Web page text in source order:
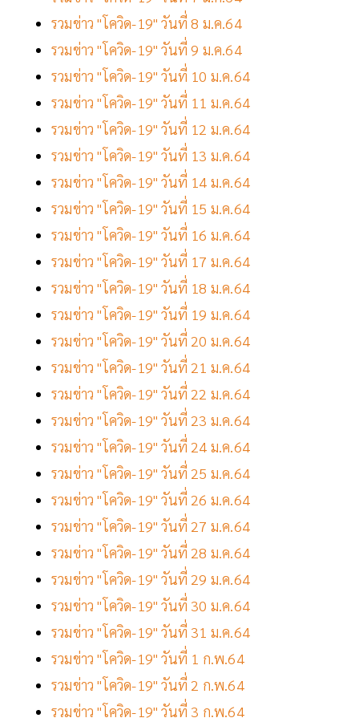
รวมข่าว "โควิด-19" วันที่ 8 ม.ค.64
รวมข่าว "โควิด-19" วันที่ 9 ม.ค.64
รวมข่าว "โควิด-19" วันที่ 10 ม.ค.64
รวมข่าว "โควิด-19" วันที่ 11 ม.ค.64
รวมข่าว "โควิด-19" วันที่ 12 ม.ค.64
รวมข่าว "โควิด-19" วันที่ 13 ม.ค.64
รวมข่าว "โควิด-19" วันที่ 14 ม.ค.64
รวมข่าว "โควิด-19" วันที่ 15 ม.ค.64
รวมข่าว "โควิด-19" วันที่ 16 ม.ค.64
รวมข่าว "โควิด-19" วันที่ 17 ม.ค.64
รวมข่าว "โควิด-19" วันที่ 18 ม.ค.64
รวมข่าว "โควิด-19" วันที่ 19 ม.ค.64
รวมข่าว "โควิด-19" วันที่ 20 ม.ค.64
รวมข่าว "โควิด-19" วันที่ 21 ม.ค.64
รวมข่าว "โควิด-19" วันที่ 22 ม.ค.64
รวมข่าว "โควิด-19" วันที่ 23 ม.ค.64
รวมข่าว "โควิด-19" วันที่ 24 ม.ค.64
รวมข่าว "โควิด-19" วันที่ 25 ม.ค.64
รวมข่าว "โควิด-19" วันที่ 26 ม.ค.64
รวมข่าว "โควิด-19" วันที่ 27 ม.ค.64
รวมข่าว "โควิด-19" วันที่ 28 ม.ค.64
รวมข่าว "โควิด-19" วันที่ 29 ม.ค.64
รวมข่าว "โควิด-19" วันที่ 30 ม.ค.64
รวมข่าว "โควิด-19" วันที่ 31 ม.ค.64
รวมข่าว "โควิด-19" วันที่ 1 ก.พ.64
รวมข่าว "โควิด-19" วันที่ 2 ก.พ.64
รวมข่าว "โควิด-19" วันที่ 3 ก.พ.64